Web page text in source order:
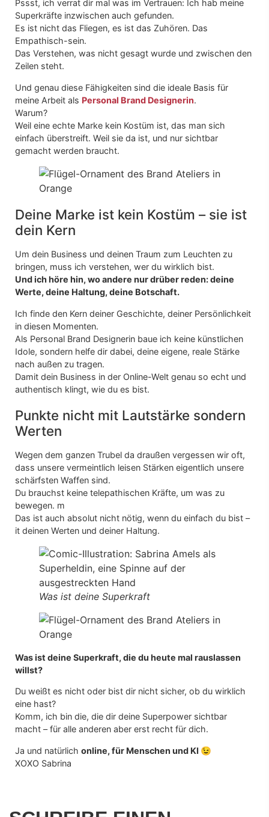
Pssst, ich verrat dir mal was im Vertrauen: Ich hab meine
Superkräfte inzwischen auch gefunden.
Es ist nicht das Fliegen, es ist das Zuhören. Das
Empathisch-sein.
Das Verstehen, was nicht gesagt wurde und zwischen den
Zeilen steht.
Und genau diese Fähigkeiten sind die ideale Basis für
meine Arbeit als Personal Brand Designerin.
Warum?
Weil eine echte Marke kein Kostüm ist, das man sich
einfach überstreift. Weil sie da ist, und nur sichtbar
gemacht werden braucht.
Deine Marke ist kein Kostüm – sie ist
dein Kern
Um dein Business und deinen Traum zum Leuchten zu
bringen, muss ich verstehen, wer du wirklich bist.
Und ich höre hin, wo andere nur drüber reden: deine
Werte, deine Haltung, deine Botschaft.
Ich finde den Kern deiner Geschichte, deiner Persönlichkeit
in diesen Momenten.
Als Personal Brand Designerin baue ich keine künstlichen
Idole, sondern helfe dir dabei, deine eigene, reale Stärke
nach außen zu tragen.
Damit dein Business in der Online-Welt genau so echt und
authentisch klingt, wie du es bist.
Punkte nicht mit Lautstärke sondern
Werten
Wegen dem ganzen Trubel da draußen vergessen wir oft,
dass unsere vermeintlich leisen Stärken eigentlich unsere
schärfsten Waffen sind.
Du brauchst keine telepathischen Kräfte, um was zu
bewegen. m
Das ist auch absolut nicht nötig, wenn du einfach du bist –
it deinen Werten und deiner Haltung.
Was ist deine Superkraft
Was ist deine Superkraft, die du heute mal rauslassen
willst?
Du weißt es nicht oder bist dir nicht sicher, ob du wirklich
eine hast?
Komm, ich bin die, die dir deine Superpower sichtbar
macht – für alle anderen aber erst recht für dich.
Ja und natürlich online, für Menschen und KI 😉
XOXO Sabrina